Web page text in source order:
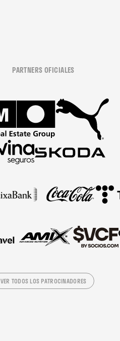
PARTNERS OFICIALES
VER TODOS LOS PATROCINADORES